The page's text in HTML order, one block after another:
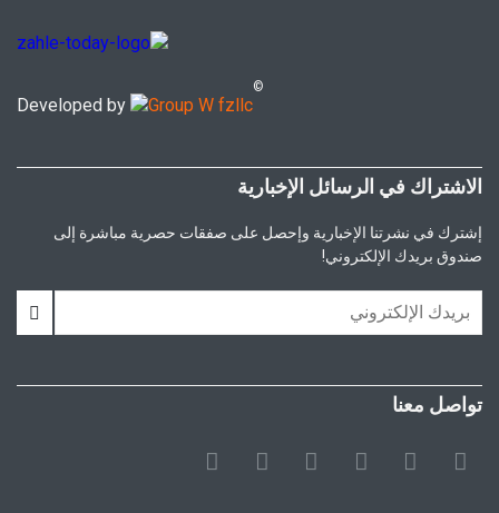
Developed by
الاشتراك في الرسائل الإخبارية
إشترك في نشرتنا الإخبارية وإحصل على صفقات حصرية مباشرة إلى
صندوق بريدك الإلكتروني!
تواصل معنا